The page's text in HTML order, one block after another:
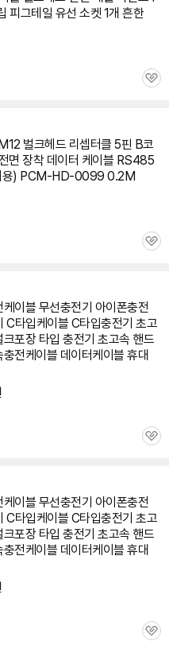
피그테일 유선 소켓 1개 흔한
관
벌크헤드 리셉터클 5핀 B코
면 장착 데이터 케이블 RS485
용) PCM-HD-0099 0.2M
관
케이블 무선충전기 아이폰충전
C타입케이블 C타입충전기 초고
크포장 타입 충전기 초고속 핸드
전케이블 데이터케이블 휴대
관
케이블 무선충전기 아이폰충전
C타입케이블 C타입충전기 초고
크포장 타입 충전기 초고속 핸드
전케이블 데이터케이블 휴대
관